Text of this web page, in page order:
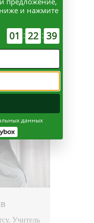
Учитель
и нажмите
01 : 22 : 38
данных